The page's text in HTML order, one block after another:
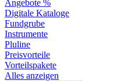
Angebote %
Digitale Kataloge
Fundgrube
Instrumente
Pluline
Preisvorteile
Vorteilspakete
Alles anzeigen